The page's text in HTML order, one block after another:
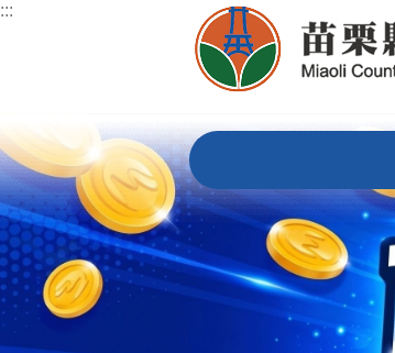
跳到主要內容區塊
:::